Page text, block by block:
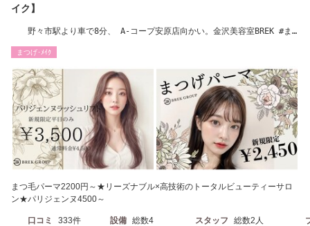
イク】
野々市駅より車で8分、 A-コープ安原店向かい。金沢美容室BREK #ま
まつげ･ﾒｲｸ
まつ毛パーマ2200円～★リーズナブル×高技術のトータルビューティーサロ
ン★パリジェンヌ4500～
口コミ 333件 設備 総数4 スタッフ 総数2人